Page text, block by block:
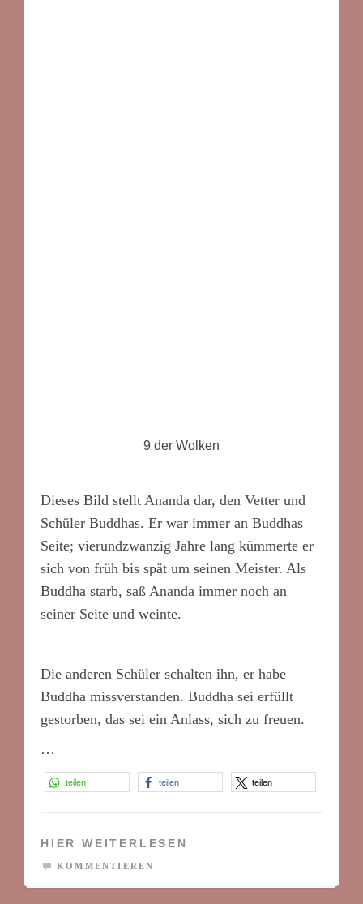
9 der Wolken
Dieses Bild stellt Ananda dar, den Vetter und
Schüler Buddhas. Er war immer an Buddhas
Seite; vierundzwanzig Jahre lang kümmerte er
sich von früh bis spät um seinen Meister. Als
Buddha starb, saß Ananda immer noch an
seiner Seite und weinte.
Die anderen Schüler schalten ihn, er habe
Buddha missverstanden. Buddha sei erfüllt
gestorben, das sei ein Anlass, sich zu freuen.
…
teilen teilen teilen
HIER WEITERLESEN
KOMMENTIEREN